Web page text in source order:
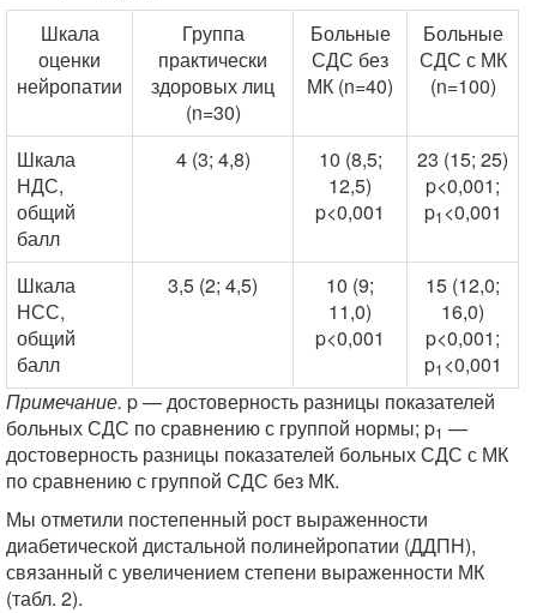
Шкала
оценки
нейропатии
Группа
практически
здоровых лиц
(n=30)
Больные
СДС без
МК (n=40)
Больные
СДС с МК
(n=100)
Шкала
НДС,
общий
балл
4 (3; 4,8)
10 (8,5;
12,5)
p<0,001
23 (15; 25)
p<0,001;
p1 <0,001
Шкала
НСС,
общий
балл
3,5 (2; 4,5)
10 (9;
11,0)
p<0,001
15 (12,0;
16,0)
p<0,001;
p1 <0,001
Примечание. p — достоверность разницы показателей
больных СДС по сравнению с группой нормы; p1 —
достоверность разницы показателей больных СДС с МК
по сравнению с группой СДС без МК.
Мы отметили постепенный рост выраженности
диабетической дистальной полинейропатии (ДДПН),
связанный с увеличением степени выраженности МК
(табл. 2).